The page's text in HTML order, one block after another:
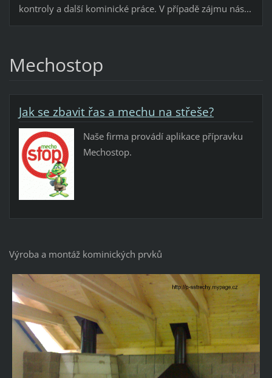
kontroly a další kominické práce. V případě zájmu nás...
Mechostop
Jak se zbavit řas a mechu na střeše?
Naše firma provádí aplikace přípravku
Mechostop.
Výroba a montáž kominických prvků